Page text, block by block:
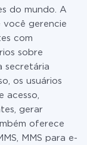
do mundo. A
você gerencie
com
sobre
secretária
os usuários
acesso,
gerar
oferece
MMS para e-